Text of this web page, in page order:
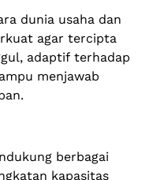
dunia usaha dan
agar tercipta
adaptif terhadap
menjawab
berbagai
kapasitas